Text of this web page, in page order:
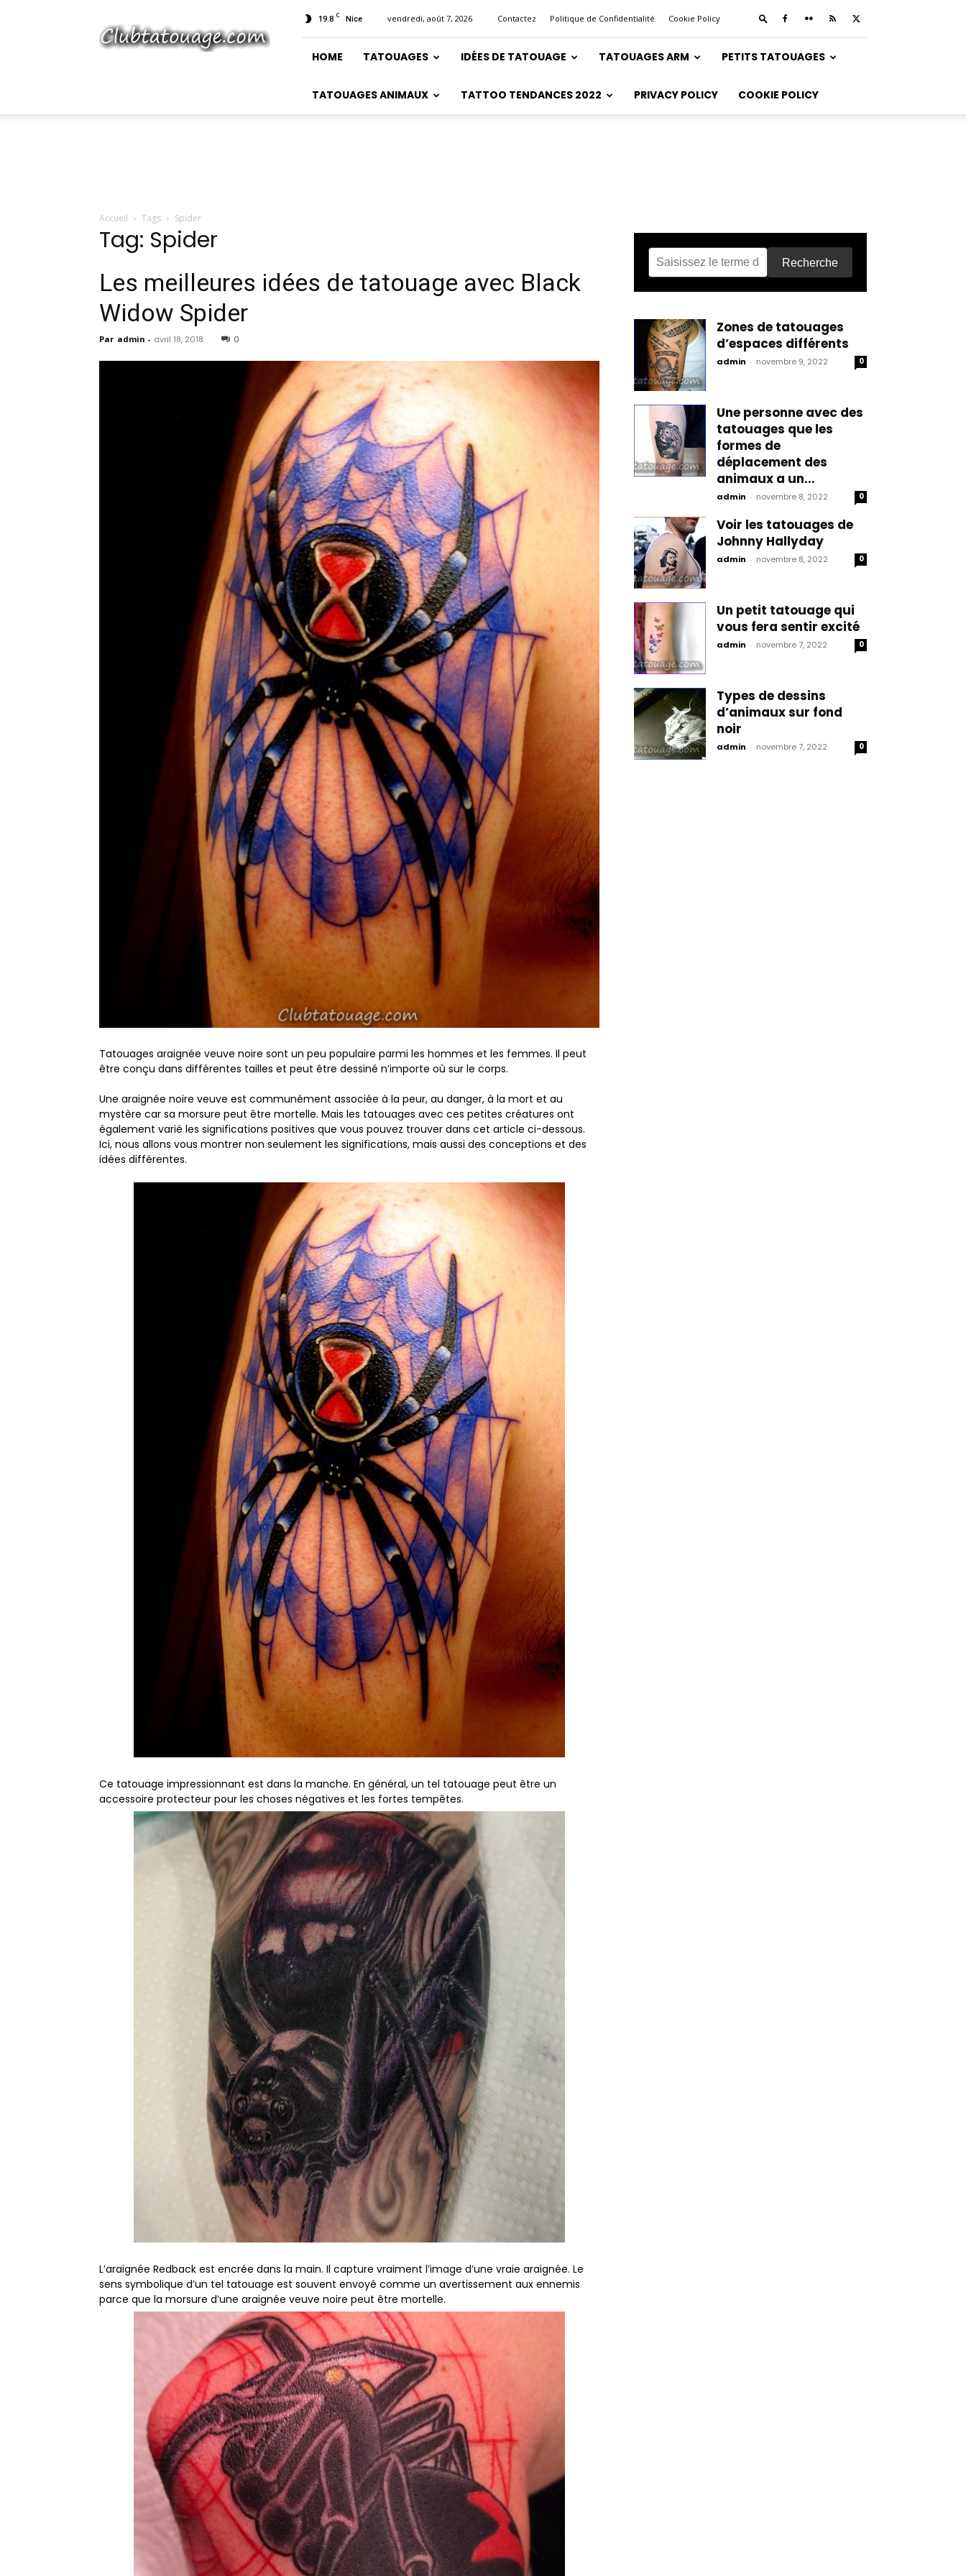
Tatouage
19.8 C Nice vendredi, août 7, 2026 Contactez Politique de Confidentialité Cookie Policy
HOME TATOUAGES IDÉES DE TATOUAGE TATOUAGES ARM PETITS TATOUAGES
TATOUAGES ANIMAUX TATTOO TENDANCES 2022 PRIVACY POLICY COOKIE POLICY
Accueil Tags Spider
Tag: Spider
Les meilleures idées de tatouage avec Black
Widow Spider
Par admin - avril 18, 2018 0
Tatouages ​​araignée veuve noire sont un peu populaire parmi les hommes et les femmes. Il peut
être conçu dans différentes tailles et peut être dessiné n’importe où sur le corps.
Une araignée noire veuve est communément associée à la peur, au danger, à la mort et au
mystère car sa morsure peut être mortelle. Mais les tatouages ​​avec ces petites créatures ont
également varié les significations positives que vous pouvez trouver dans cet article ci-dessous.
Ici, nous allons vous montrer non seulement les significations, mais aussi des conceptions et des
idées différentes.
Ce tatouage impressionnant est dans la manche. En général, un tel tatouage peut être un
accessoire protecteur pour les choses négatives et les fortes tempêtes.
L’araignée Redback est encrée dans la main. Il capture vraiment l’image d’une vraie araignée. Le
sens symbolique d’un tel tatouage est souvent envoyé comme un avertissement aux ennemis
parce que la morsure d’une araignée veuve noire peut être mortelle.
Recherche
Zones de tatouages
d’espaces différents
admin - novembre 9, 2022 0
Une personne avec des
tatouages que les
formes de
déplacement des
animaux a un...
admin - novembre 8, 2022 0
Voir les tatouages de
Johnny Hallyday
admin - novembre 8, 2022 0
Un petit tatouage qui
vous fera sentir excité
admin - novembre 7, 2022 0
Types de dessins
d’animaux sur fond
noir
admin - novembre 7, 2022 0